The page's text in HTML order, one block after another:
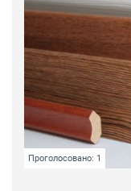
Проголосовано: 1